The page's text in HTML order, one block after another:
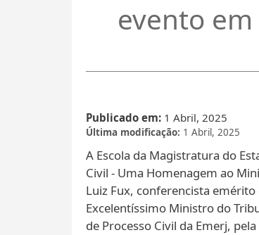
evento
Publicado em 1 Abril, 2025
Última modificação 1 Abril, 2025
A Escola da Magistratura do
Civil - Uma Homenagem ao
Luiz Fux, conferencista
Excelentíssimo Ministro do
de Processo Civil da Emerj,